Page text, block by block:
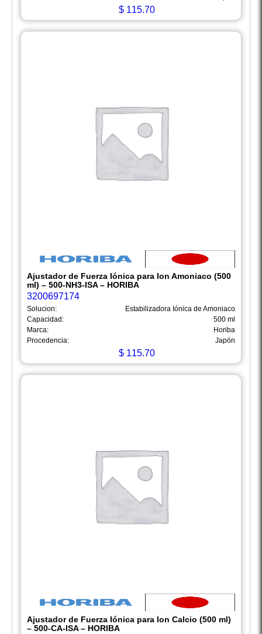
$ 115.70
Ajustador de Fuerza Iónica para Ion Amoniaco (500
ml) – 500-NH3-ISA – HORIBA
3200697174
Solucion:
Estabilizadora Iónica de Amoniaco
Capacidad:
500 ml
Marca:
Horiba
Procedencia:
Japón
$ 115.70
Ajustador de Fuerza Iónica para Ion Calcio (500 ml)
– 500-CA-ISA – HORIBA